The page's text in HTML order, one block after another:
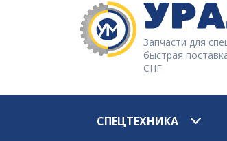
Запчасти для
быстрая
СНГ
СПЕЦТЕХНИКА